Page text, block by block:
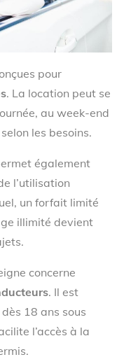
pour
. La location peut se
au week-end
les besoins.
également
l’utilisation
un forfait limité
illimité devient
concerne
. Il est
18 ans sous
l’accès à la